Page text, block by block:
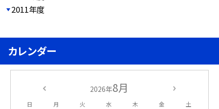
2011年度
カレンダー
2026年8月
日 月 火 水 木 金 土